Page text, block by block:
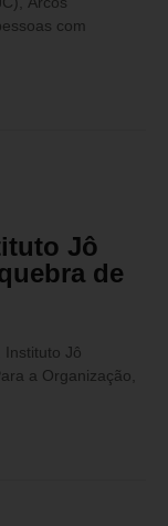
com
Jô
de
Instituto Jô
a Organização,